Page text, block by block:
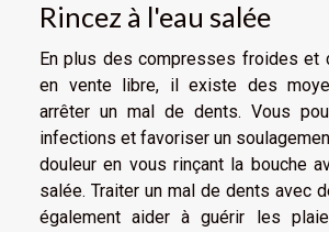
Rincez à l'eau salée
En plus des compresses froides et
en vente libre, il existe des
arrêter un mal de dents. Vous
infections et favoriser un
douleur en vous rinçant la bouche
salée. Traiter un mal de dents avec
également aider à guérir les